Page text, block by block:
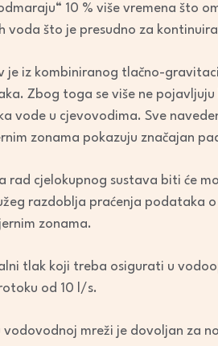
10 % više vremena što
voda što je presudno za
je iz kombiniranog tlačno-
Zbog toga se više ne
vode u cjevovodima. Sve
zonama pokazuju značajan
rad cjelokupnog sustava biti će
razdoblja praćenja podataka
zonama.
tlak koji treba osigurati u
od 10 l/s.
mreži je dovoljan za